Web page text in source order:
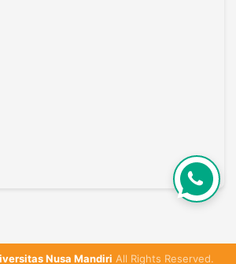
Nusa Mandiri All Rights Reserved.